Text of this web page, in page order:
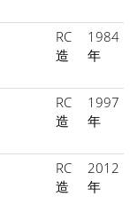
RC
造
1984
年
RC
造
1997
年
RC
造
2012
年